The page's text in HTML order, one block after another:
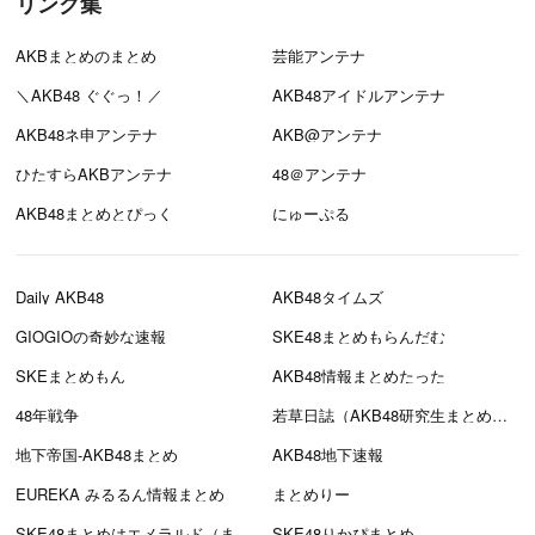
AKBまとめのまとめ
芸能アンテナ
＼AKB48 ぐぐっ！／
AKB48アイドルアンテナ
AKB48ネ申アンテナ
AKB@アンテナ
ひたすらAKBアンテナ
48＠アンテナ
AKB48まとめとぴっく
にゅーぷる
Daily AKB48
AKB48タイムズ
GIOGIOの奇妙な速報
SKE48まとめもらんだむ
SKEまとめもん
AKB48情報まとめたった
48年戦争
若草日誌（AKB48研究生まとめブログ）
地下帝国-AKB48まとめ
AKB48地下速報
EUREKA みるるん情報まとめ
まとめりー